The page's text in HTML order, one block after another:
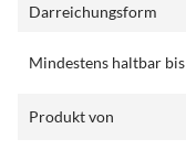
Darreichungsform
Mindestens haltbar bis
Produkt von